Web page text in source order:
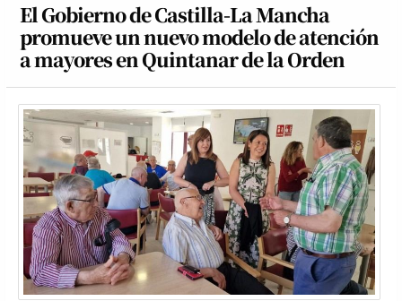
El Gobierno de Castilla-La Mancha
promueve un nuevo modelo de atención
a mayores en Quintanar de la Orden